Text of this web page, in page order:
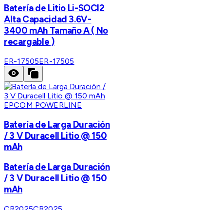
Batería de Litio Li-SOCI2
Alta Capacidad 3.6V-
3400 mAh Tamaño A ( No
recargable )
ER-17505ER-17505
EPCOM POWERLINE
Batería de Larga Duración
/ 3 V Duracell Litio @ 150
mAh
Batería de Larga Duración
/ 3 V Duracell Litio @ 150
mAh